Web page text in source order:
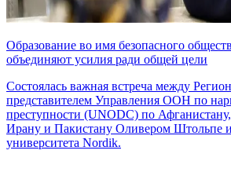
Образование во имя безопасного
объединяют усилия ради общей цели
Состоялась важная встреча между
представителем Управления ООН по
преступности (UNODC) по
Ирану и Пакистану Оливером Штольпе
университета Nordik.